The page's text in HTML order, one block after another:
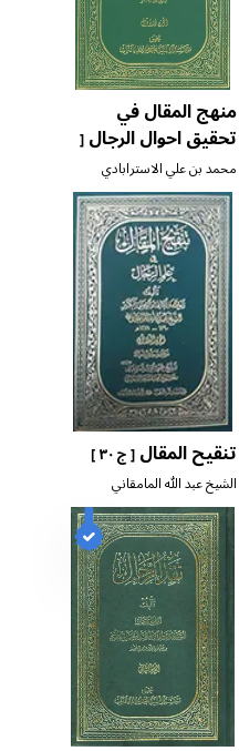
منهج المقال في
تحقيق احوال الرجال[
ج ٩ ]
محمد بن علي الاسترابادي
تنقيح المقال[ ج ٣٠ ]
الشيخ عبد الله المامقاني